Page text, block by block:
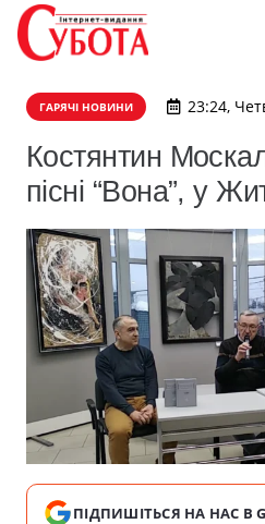
ГАРЯЧІ НОВИНИ 23:24,
Костянтин
пісні “Вона”, у
ПІДПИШІТЬСЯ НА НАС В